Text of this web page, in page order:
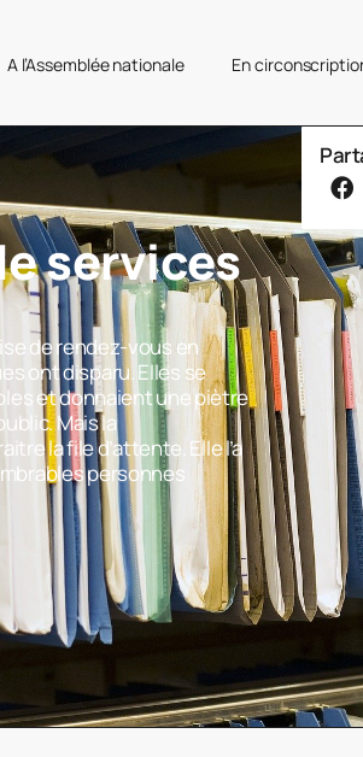
A l’Assemblée nationale En
services
de rendez-vous en
ont disparu. Elles se
et donnaient une piètre
Mais la
la file d’attente. Elle l’a
personnes